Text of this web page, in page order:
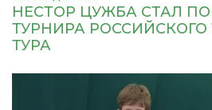
НЕСТОР ЦУЖБА СТАЛ
ТУРНИРА
ТУРА